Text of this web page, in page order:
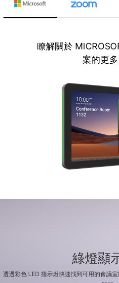
瞭解關於
案的更
綠燈顯
透過彩色 LED 指示燈快速找到可用的會議